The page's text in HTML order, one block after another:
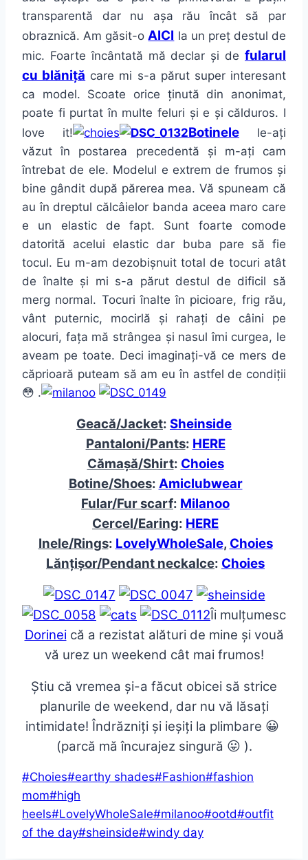
transparentă dar nu așa rău încât să par
obraznică. Am găsit-oAICI la un preț destul de
mic. Foarte încântată mă declar și de fularul
cu blăniță care mi s-a părut super interesant
ca model. Scoate orice ținută din anonimat,
poate fi purtat în multe feluri și e și călduros. I
love it!
Botinele le-ați
văzut în postarea precedentă și m-ați cam
întrebat de ele. Modelul e extrem de frumos și
bine gândit după părerea mea. Vă spuneam că
au în dreptul călcâielor banda aceea maro care
e un elastic de fapt. Sunt foarte comode
datorită acelui elastic dar buba pare să fie
tocul. Eu m-am dezobișnuit total de tocuri atât
de înalte și mi s-a părut destul de dificil să
merg normal. Tocuri înalte în picioare, frig rău,
vânt puternic, mocirlă și rahați de câini pe
alocuri, fața mă strângea și nasul îmi curgea, le
aveam pe toate. Deci imaginați-vă ce mers de
căprioară puteam să am eu în astfel de condiții
😳 .
Geacă/Jacket: Sheinside
Pantaloni/Pants: HERE
Cămașă/Shirt: Choies
Botine/Shoes: Amiclubwear
Fular/Fur scarf: Milanoo
Cercel/Earing: HERE
Inele/Rings: LovelyWholeSale, Choies
Lănțișor/Pendant neckalce: Choies
Îi mulțumesc
Dorineică a rezistat alături de mine și vouă
vă urez un weekend cât mai frumos!
Știu că vremea și-a făcut obicei să strice
planurile de weekend, dar nu vă lăsați
intimidate! Îndrăzniți și ieșiți la plimbare 😀
(parcă mă încurajez singură 😛 ).
Post
Tags:
#Choies#earthy shades#Fashion#fashion
mom#high
heels#LovelyWholeSale#milanoo#ootd#outfit
of the day#sheinside#windy day